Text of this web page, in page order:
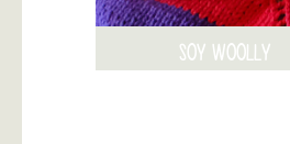
SOY WOOLLY